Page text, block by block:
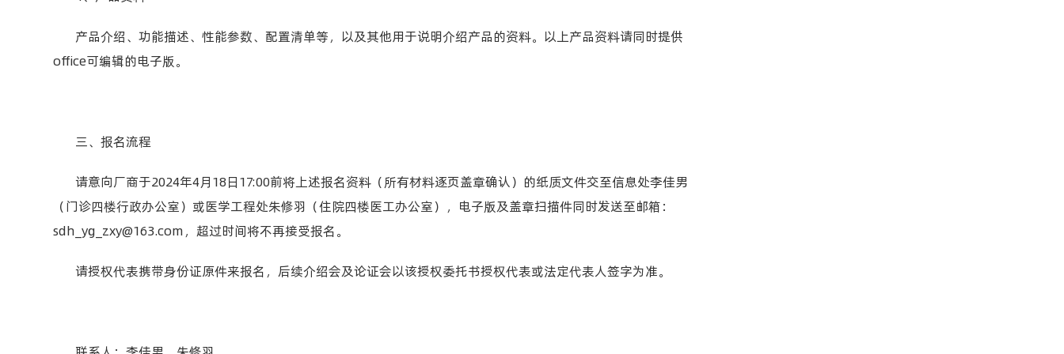
产品介绍、功能描述、性能参数、配置清单等，以及其他用于说明介绍产品的资料。以上产品资料请同时提供
office可编辑的电子版。
三、报名流程
请意向厂商于2024年4月18日17:00前将上述报名资料（所有材料逐页盖章确认）的纸质文件交至信息处李佳男
（门诊四楼行政办公室）或医学工程处朱修羽（住院四楼医工办公室），电子版及盖章扫描件同时发送至邮箱：
sdh_yg_zxy@163.com，超过时间将不再接受报名。
请授权代表携带身份证原件来报名，后续介绍会及论证会以该授权委托书授权代表或法定代表人签字为准。